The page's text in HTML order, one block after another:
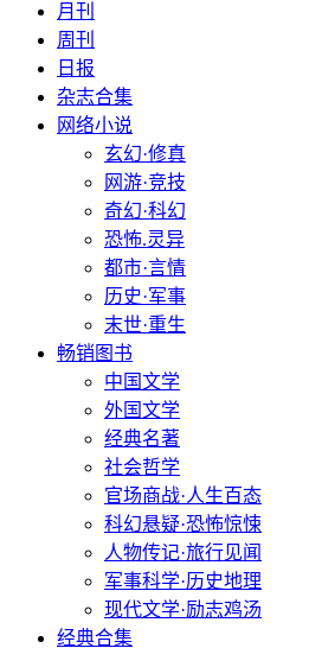
月刊
周刊
日报
杂志合集
网络小说
玄幻·修真
网游·竞技
奇幻·科幻
恐怖.灵异
都市·言情
历史·军事
末世·重生
畅销图书
中国文学
外国文学
经典名著
社会哲学
官场商战·人生百态
科幻悬疑·恐怖惊悚
人物传记·旅行见闻
军事科学·历史地理
现代文学·励志鸡汤
经典合集